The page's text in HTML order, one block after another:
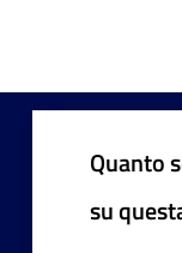
Quanto
su